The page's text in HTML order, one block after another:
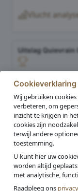
Vlucht
Uitslag Quievrain
SCHELDELAND
zondag 19 juli
Bekijk details
Vlucht analyse
Cookieverklaring
Wij gebruiken
verbeteren, om
inzicht te krijgen in
cookies zijn
terwijl andere
toestemming.
U kunt hier uw
worden altijd
met analytische,
Raadpleeg ons